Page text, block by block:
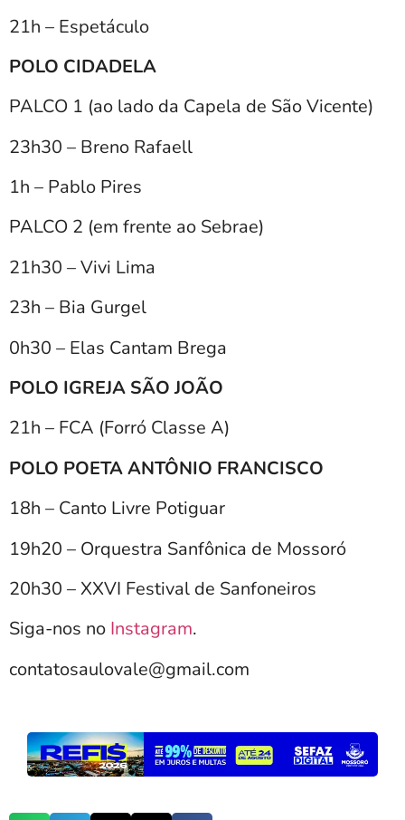
21h – Espetáculo
POLO CIDADELA
PALCO 1 (ao lado da Capela de São Vicente)
23h30 – Breno Rafaell
1h – Pablo Pires
PALCO 2 (em frente ao Sebrae)
21h30 – Vivi Lima
23h – Bia Gurgel
0h30 – Elas Cantam Brega
POLO IGREJA SÃO JOÃO
21h – FCA (Forró Classe A)
POLO POETA ANTÔNIO FRANCISCO
18h – Canto Livre Potiguar
19h20 – Orquestra Sanfônica de Mossoró
20h30 – XXVI Festival de Sanfoneiros
Siga-nos no Instagram.
contatosaulovale@gmail.com